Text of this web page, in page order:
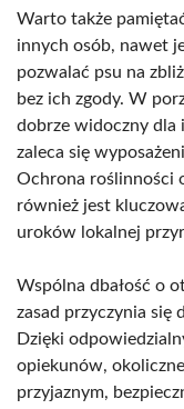
Warto także
innych osób, nawet
pozwalać psu na
bez ich zgody. W
dobrze widoczny
zaleca się
Ochrona roślinności
również jest
uroków lokalnej
Wspólna dbałość o
zasad przyczynia się
Dzięki
opiekunów,
przyjaznym,